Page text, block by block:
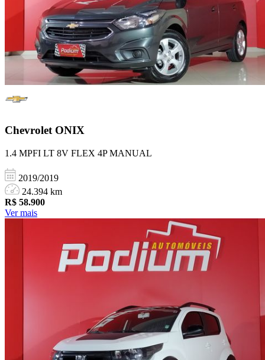
Chevrolet ONIX
1.4 MPFI LT 8V FLEX 4P MANUAL
2019/2019
24.394 km
R$ 58.900
Ver mais